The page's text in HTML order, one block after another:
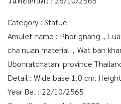
Category : Statue
Amulet name : Phor gnang，
cha nuan material，Wat ban
Ubonratchatani province
Detail : Wide base 1.0 cm.
Year Be. : 22/10/2565